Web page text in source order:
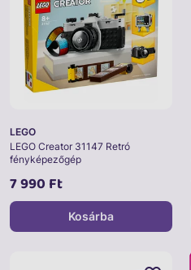
LEGO
LEGO Creator 31147 Retró
fényképezőgép
7 990 Ft
Kosárba